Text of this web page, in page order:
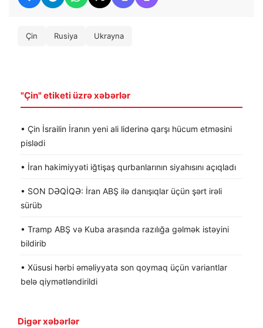
Çin Rusiya Ukrayna
"Çin" etiketi üzrə xəbərlər
• Çin İsrailin İranın yeni ali liderinə qarşı hücum etməsini
pislədi
• İran hakimiyyəti iğtişaş qurbanlarının siyahısını açıqladı
• SON DƏQİQƏ: İran ABŞ ilə danışıqlar üçün şərt irəli
sürüb
• Tramp ABŞ və Kuba arasında razılığa gəlmək istəyini
bildirib
• Xüsusi hərbi əməliyyata son qoymaq üçün variantlar
belə qiymətləndirildi
Digər xəbərlər